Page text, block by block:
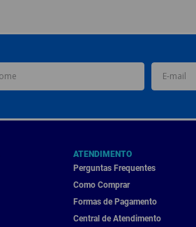
ATENDIMENTO
Perguntas Frequentes
Como Comprar
Formas de Pagamento
Central de Atendimento